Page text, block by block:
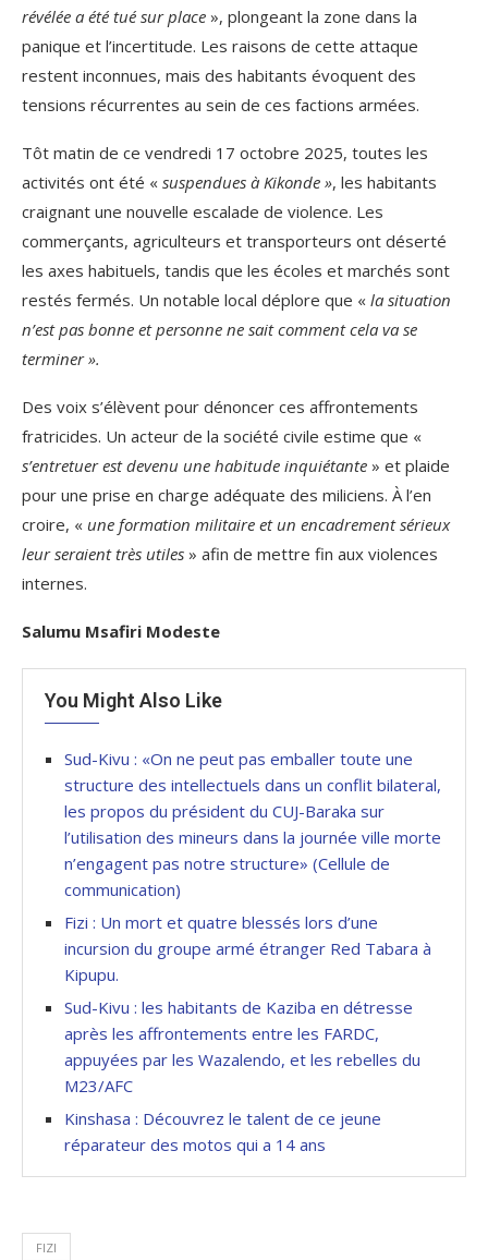
révélée a été tué sur place », plongeant la zone dans la
panique et l’incertitude. Les raisons de cette attaque
restent inconnues, mais des habitants évoquent des
tensions récurrentes au sein de ces factions armées.
Tôt matin de ce vendredi 17 octobre 2025, toutes les
activités ont été « suspendues à Kikonde », les habitants
craignant une nouvelle escalade de violence. Les
commerçants, agriculteurs et transporteurs ont déserté
les axes habituels, tandis que les écoles et marchés sont
restés fermés. Un notable local déplore que « la situation
n’est pas bonne et personne ne sait comment cela va se
terminer ».
Des voix s’élèvent pour dénoncer ces affrontements
fratricides. Un acteur de la société civile estime que «
s’entretuer est devenu une habitude inquiétante » et plaide
pour une prise en charge adéquate des miliciens. À l’en
croire, « une formation militaire et un encadrement sérieux
leur seraient très utiles » afin de mettre fin aux violences
internes.
Salumu Msafiri Modeste
You Might Also Like
Sud-Kivu : «On ne peut pas emballer toute une
structure des intellectuels dans un conflit bilateral,
les propos du président du CUJ-Baraka sur
l’utilisation des mineurs dans la journée ville morte
n’engagent pas notre structure» (Cellule de
communication)
Fizi : Un mort et quatre blessés lors d’une
incursion du groupe armé étranger Red Tabara à
Kipupu.
Sud-Kivu : les habitants de Kaziba en détresse
après les affrontements entre les FARDC,
appuyées par les Wazalendo, et les rebelles du
M23/AFC
Kinshasa : Découvrez le talent de ce jeune
réparateur des motos qui a 14 ans
FIZI